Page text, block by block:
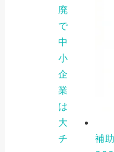
廃
で
中
小
企
業
は
大
チ
補